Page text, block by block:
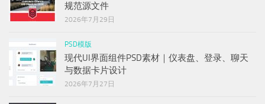
规范源文件
2026年7月29日
PSD模版
现代UI界面组件PSD素材｜仪表盘、登录、聊天
与数据卡片设计
2026年7月27日